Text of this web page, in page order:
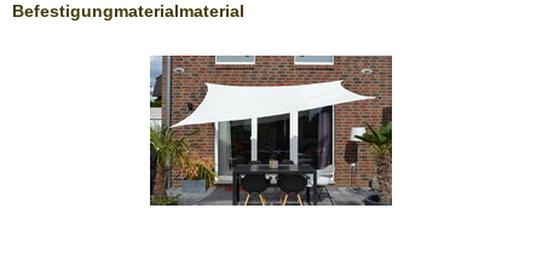
Befestigungmaterialmaterial